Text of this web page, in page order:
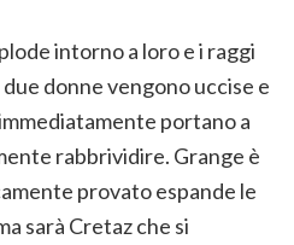
intorno a loro e i raggi
donne vengono uccise e
portano a
rabbrividire. Grange è
provato espande le
sarà Cretaz che si